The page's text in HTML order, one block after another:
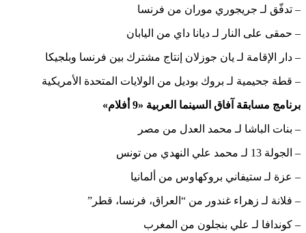
– تدفّق لـ جريجوري موران من فرنسا
– حمقى على النار لـ ديانا داي من اليابان
– دار الإقامة لـ يان جوزلان إنتاج مشترك بين فرنسا وبلجيكا
– قطة جحيمية لـ بروك بوديل من الولايات المتحدة الأمريكية
برنامج مسابقة آفاق السينما العربية «9 أفلام»
– بنات الباشا لـ محمد العدل من مصر
– الجولة 13 لـ محمد علي النهدي من تونس
– عزة لـ ستيفاني بروكهاوس من ألمانيا
– فلانة لـ زهراء غندور من “العراق، فرنسا، قطر”
– كوندافا لـ علي بنجلون من المغرب